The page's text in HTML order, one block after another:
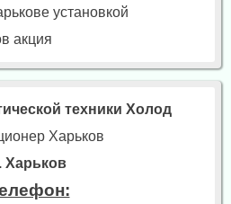
установкой
акция
техники Холод
Харьков
Харьков